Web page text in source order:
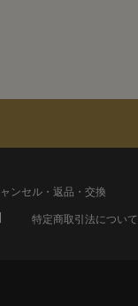
ンセル・返品・交換
特定商取引法について